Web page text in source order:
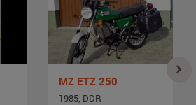
MZ ETZ 250
1985, DDR